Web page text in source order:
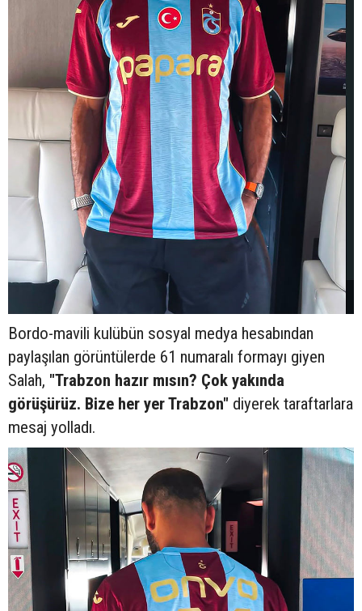
Bordo-mavili kulübün sosyal medya hesabından
paylaşılan görüntülerde 61 numaralı formayı giyen
Salah, "Trabzon hazır mısın? Çok yakında
görüşürüz. Bize her yer Trabzon" diyerek taraftarlara
mesaj yolladı.